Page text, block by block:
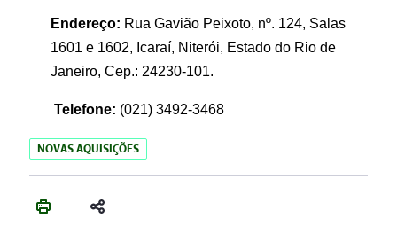
Endereço: Rua Gavião Peixoto, nº. 124, Salas
1601 e 1602, Icaraí, Niterói, Estado do Rio de
Janeiro, Cep.: 24230-101.
Telefone: (021) 3492-3468
NOVAS AQUISIÇÕES